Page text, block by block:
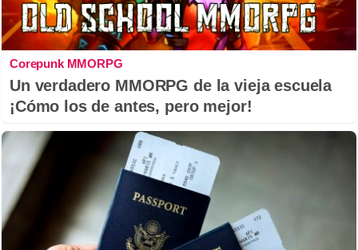
Corepunk MMORPG
Un verdadero MMORPG de la vieja escuela
¡Cómo los de antes, pero mejor!